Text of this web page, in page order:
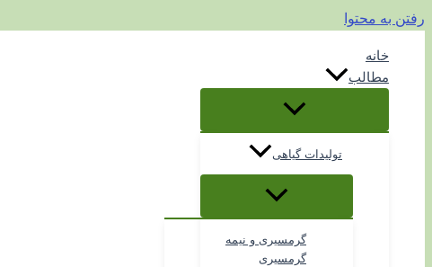
رفتن به محتوا
خانه
مطالب
تولیدات گیاهی
گرمسیری و نیمه
گرمسیری